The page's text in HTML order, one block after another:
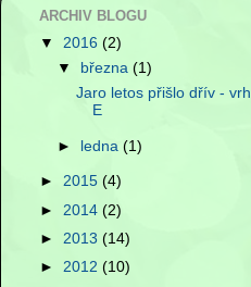
ARCHIV BLOGU
▼ 2016 (2)
▼
března(1)
Jaro letos přišlo dřív - vrh
E
► ledna(1)
► 2015 (4)
► 2014 (2)
► 2013 (14)
► 2012 (10)